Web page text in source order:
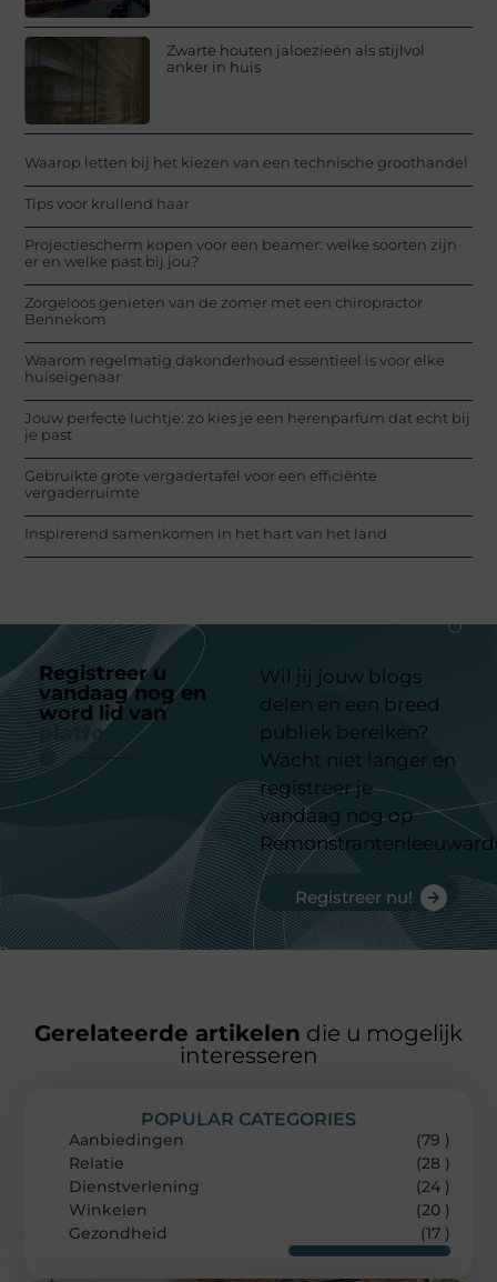
Zwarte houten jaloezieën als stijlvol
anker in huis
Waarop letten bij het kiezen van een technische groothandel
Tips voor krullend haar
Projectiescherm kopen voor een beamer: welke soorten zijn
er en welke past bij jou?
Zorgeloos genieten van de zomer met een chiropractor
Bennekom
Waarom regelmatig dakonderhoud essentieel is voor elke
huiseigenaar
Jouw perfecte luchtje: zo kies je een herenparfum dat echt bij
je past
Gebruikte grote vergadertafel voor een efficiënte
vergaderruimte
Inspirerend samenkomen in het hart van het land
Registreer u
vandaag nog en
word lid van
platform
Wil jij jouw blogs
delen en een breed
publiek bereiken?
Wacht niet langer en
registreer je
vandaag nog op
Registreer nu!
Gerelateerde artikelen die u mogelijk
interesseren
POPULAR CATEGORIES
Aanbiedingen
(79 )
Relatie
(28 )
Dienstverlening
(24 )
Winkelen
(20 )
Gezondheid
(17 )